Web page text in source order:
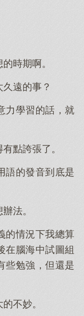
時期啊。
遠的事？
力學習的話，就
點誇張了。
語的發音到底是
法。
的情況下我總算
在腦海中試圖組
些勉強，但還是
不妙。